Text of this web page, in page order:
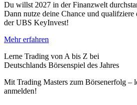
Du willst 2027 in der Finanzwelt
Dann nutze deine Chance und
der UBS KeyInvest!
Mehr erfahren
Lerne Trading von A bis Z bei
Deutschlands Börsenspiel des Jahres
Mit Trading Masters zum Börsenerfolg –
anmelden!